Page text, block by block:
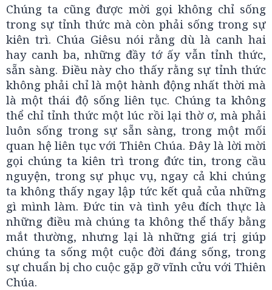
Chúng ta cũng được mời gọi không chỉ sống
trong sự tỉnh thức mà còn phải sống trong sự
kiên trì. Chúa Giêsu nói rằng dù là canh hai
hay canh ba, những đầy tớ ấy vẫn tỉnh thức,
sẵn sàng. Điều này cho thấy rằng sự tỉnh thức
không phải chỉ là một hành động nhất thời mà
là một thái độ sống liên tục. Chúng ta không
thể chỉ tỉnh thức một lúc rồi lại thờ ơ, mà phải
luôn sống trong sự sẵn sàng, trong một mối
quan hệ liên tục với Thiên Chúa. Đây là lời mời
gọi chúng ta kiên trì trong đức tin, trong cầu
nguyện, trong sự phục vụ, ngay cả khi chúng
ta không thấy ngay lập tức kết quả của những
gì mình làm. Đức tin và tình yêu đích thực là
những điều mà chúng ta không thể thấy bằng
mắt thường, nhưng lại là những giá trị giúp
chúng ta sống một cuộc đời đáng sống, trong
sự chuẩn bị cho cuộc gặp gỡ vĩnh cửu với Thiên
Chúa.